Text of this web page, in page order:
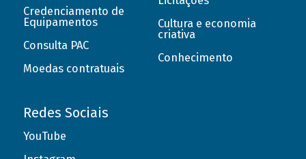
Credenciamento de
Equipamentos
Consulta PAC
Moedas contratuais
Cultura e economia
criativa
Conhecimento
Redes Sociais
YouTube